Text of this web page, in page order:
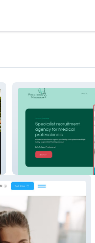
Precision Medistaff